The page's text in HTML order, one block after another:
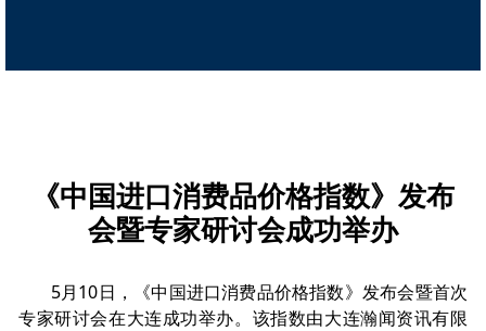
《中国进口消费品价格指数》发布
会暨专家研讨会成功举办
5月10日，《中国进口消费品价格指数》发布会暨首次
专家研讨会在大连成功举办。该指数由大连瀚闻资讯有限